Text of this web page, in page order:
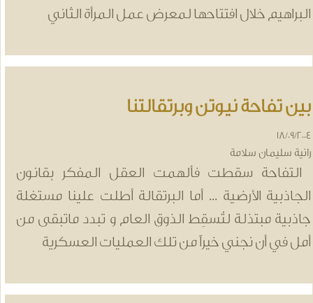
خلال افتتاحها لمعرض عمل المرأة الثاني
تفاحة نيوتن وبرتقالتنا
18/09/
سليمان سلامة
سقطت فألهمت العقل المفكر بقانون
الأرضية ... أما البرتقالة أطلت علينا مستغلة
مبتذلة لتُسقِط الذوق العام و تبدد ماتبقى من
في أن نجني خيراً من تلك العمليات العسكرية